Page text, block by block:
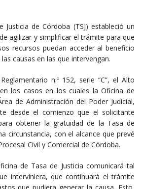
Justicia de Córdoba (TSJ) estableció un
agilizar y simplificar el trámite para que
recursos puedan acceder al beneficio
causas en las que intervengan.
n.º 152, serie “C”, el Alto
los casos en los cuales la Oficina de
de Administración del Poder Judicial,
desde el comienzo que el solicitante
obtener la gratuidad de la Tasa de
circunstancia, con el alcance que prevé
Civil y Comercial de Córdoba.
de Tasa de Justicia comunicará tal
interviniera, que continuará el trámite